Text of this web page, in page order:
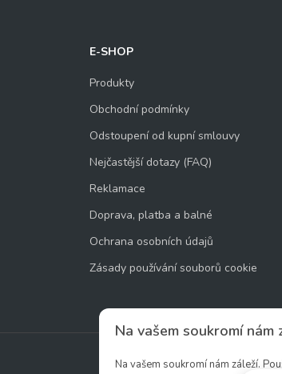
Na vašem soukromí nám
Na vašem soukromí nám záleží.
E-SHOP
Produkty
Obchodní podmínky
Odstoupení od kupní smlouvy
Nejčastější dotazy (FAQ)
Reklamace
Doprava, platba a balné
Ochrana osobních údajů
Zásady používání souborů cookie